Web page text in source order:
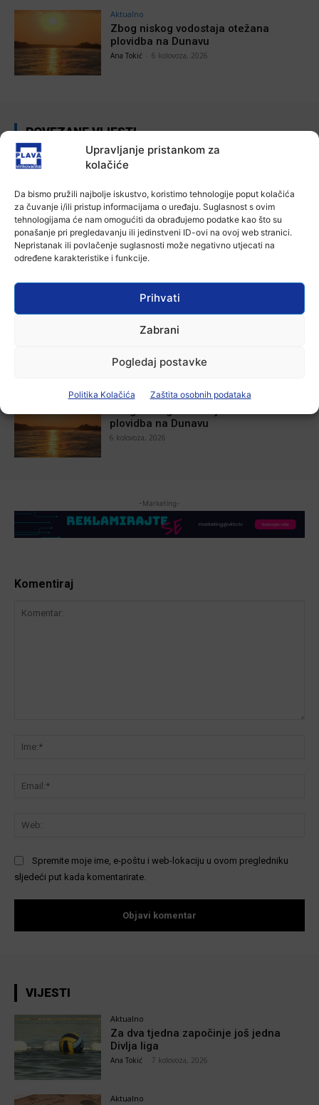
Upravljanje pristankom za
kolačiće
Da bismo pružili najbolje iskustvo, koristimo tehnologije poput kolačića
za čuvanje i/ili pristup informacijama o uređaju. Suglasnost s ovim
tehnologijama će nam omogućiti da obrađujemo podatke kao što su
ponašanje pri pregledavanju ili jedinstveni ID-ovi na ovoj web stranici.
Nepristanak ili povlačenje suglasnosti može negativno utjecati na
određene karakteristike i funkcije.
Prihvati
Zabrani
Pogledaj postavke
Politika Kolačića Zaštita osobnih podataka
Aktualno
Zbog niskog vodostaja otežana
plovidba na Dunavu
Ana Tokić 6 kolovoza, 2026
POVEZANE VIJESTI
Aktualno
Autoklub Vinkovci u rujnu će obilježiti
7 kolovoza, 2026
Aktualno
Za dva tjedna započinje još jedna
Divlja liga
Aktualno
U Županji održana Ljetna škola magije
Aktualno
plovidba na Dunavu
6 kolovoza, 2026
-Marketing-
Komentiraj
Spremite moje ime, e-poštu i web-lokaciju u ovom pregledniku
sljedeći put kada komentarirate.
VIJESTI
Aktualno
Za dva tjedna započinje još jedna
Divlja liga
Ana Tokić 7 kolovoza, 2026
Aktualno